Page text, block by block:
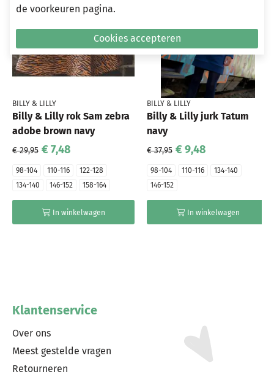
BILLY & LILLY
Billy & Lilly rok Sam zebra
adobe brown navy
€ 29,95 € 7,48
98-104 110-116
122-128
134-140
146-152 158-164
In winkelwagen
BILLY & LILLY
Billy & Lilly jurk Tatum
navy
€ 37,95 € 9,48
98-104 110-116
134-140
146-152
In winkelwagen
Klantenservice
Over ons
Meest gestelde vragen
Retourneren
de voorkeuren pagina.
Cookies accepteren